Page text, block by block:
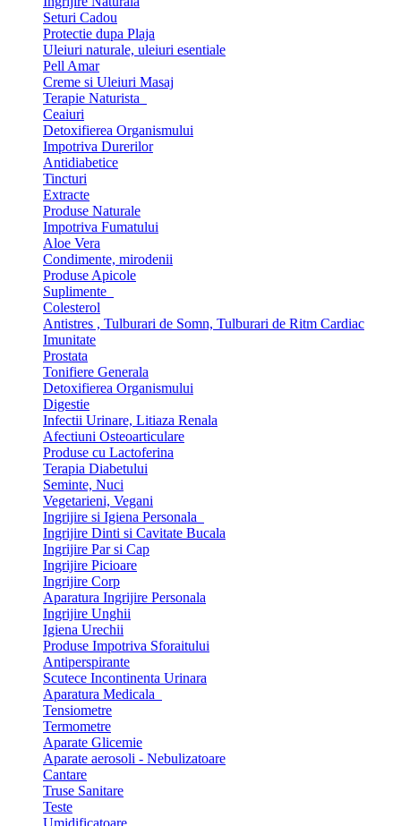
Seturi Cadou
Protectie dupa Plaja
Uleiuri naturale, uleiuri esentiale
Pell Amar
Creme si Uleiuri Masaj
Terapie Naturista
Ceaiuri
Detoxifierea Organismului
Impotriva Durerilor
Antidiabetice
Tincturi
Extracte
Produse Naturale
Impotriva Fumatului
Aloe Vera
Condimente, mirodenii
Produse Apicole
Suplimente
Colesterol
Antistres , Tulburari de Somn, Tulburari de Ritm Cardiac
Imunitate
Prostata
Tonifiere Generala
Detoxifierea Organismului
Digestie
Infectii Urinare, Litiaza Renala
Afectiuni Osteoarticulare
Produse cu Lactoferina
Terapia Diabetului
Seminte, Nuci
Vegetarieni, Vegani
Ingrijire si Igiena Personala
Ingrijire Dinti si Cavitate Bucala
Ingrijire Par si Cap
Ingrijire Picioare
Ingrijire Corp
Aparatura Ingrijire Personala
Ingrijire Unghii
Igiena Urechii
Produse Impotriva Sforaitului
Antiperspirante
Scutece Incontinenta Urinara
Aparatura Medicala
Tensiometre
Termometre
Aparate Glicemie
Aparate aerosoli - Nebulizatoare
Cantare
Truse Sanitare
Teste
Umidificatoare